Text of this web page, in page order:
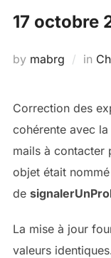
17 octobre
by mabrg in
Correction des
cohérente avec
mails à contacter
objet était nommé
de
La mise à jour
valeurs